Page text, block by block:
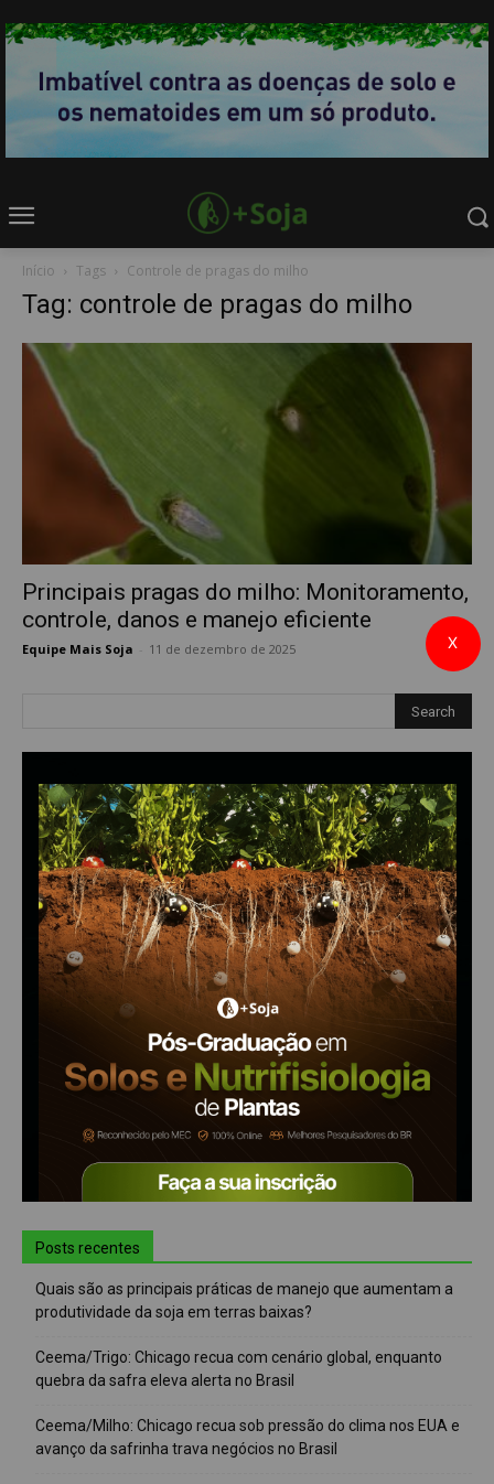
Início Tags Controle de pragas do milho
Tag: controle de pragas do milho
Principais pragas do milho: Monitoramento,
controle, danos e manejo eficiente
Equipe Mais Soja 11 de dezembro de 2025
Posts recentes
Quais são as principais práticas de manejo que aumentam a
produtividade da soja em terras baixas?
Ceema/Trigo: Chicago recua com cenário global, enquanto
quebra da safra eleva alerta no Brasil
Ceema/Milho: Chicago recua sob pressão do clima nos EUA e
avanço da safrinha trava negócios no Brasil
X